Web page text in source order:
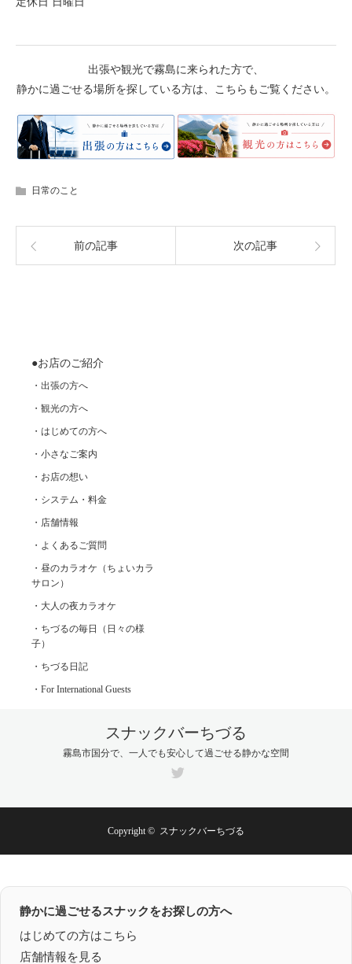
出張や観光で霧島に来られた方で、
静かに過ごせる場所を探している方は、こちらもご覧ください。
日常のこと
前の記事 次の記事
●お店のご紹介
・出張の方へ
・観光の方へ
・はじめての方へ
・小さなご案内
・お店の想い
・システム・料金
・店舗情報
・よくあるご質問
・昼のカラオケ（ちょいカラ
サロン）
・大人の夜カラオケ
・ちづるの毎日（日々の様
子）
・ちづる日記
・For International Guests
スナックバーちづる
霧島市国分で、一人でも安心して過ごせる静かな空間
Copyright © スナックバーちづる
静かに過ごせるスナックをお探しの方へ
はじめての方はこちら
店舗情報を見る